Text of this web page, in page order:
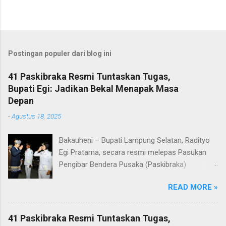
Postingan populer dari blog ini
41 Paskibraka Resmi Tuntaskan Tugas,
Bupati Egi: Jadikan Bekal Menapak Masa
Depan
-Agustus 18, 2025
Bakauheni – Bupati Lampung Selatan, Radityo
Egi Pratama, secara resmi melepas Pasukan
Pengibar Bendera Pusaka (Paskibraka)
Pelepasan dilakukan usai upacara penurunan
bendera di Lapangan Menara Siger, Bakauheni,
Minggu malam (17/8/2025). Sebanyak 41
READ MORE »
41 Paskibraka Resmi Tuntaskan Tugas,